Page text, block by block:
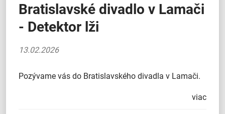
Bratislavské divadlo v Lamači
- Detektor lži
13.02.2026
Pozývame vás do Bratislavského divadla v Lamači.
viac